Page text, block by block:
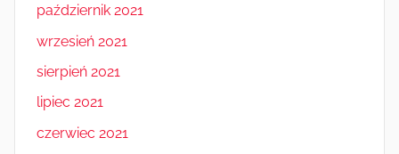
październik 2021
wrzesień 2021
sierpień 2021
lipiec 2021
czerwiec 2021